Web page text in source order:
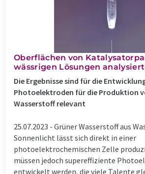
Oberflächen von
wässrigen Lösungen analysiert
Die Ergebnisse sind für die
Photoelektroden für die Produktion
Wasserstoff relevant
25.07.2023 - Grüner Wasserstoff aus
Sonnenlicht lässt sich direkt in einer
photoelektrochemischen Zelle
müssen jedoch supereffiziente
entwickelt werden, die viele Talente